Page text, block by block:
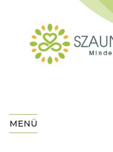
MENÜ